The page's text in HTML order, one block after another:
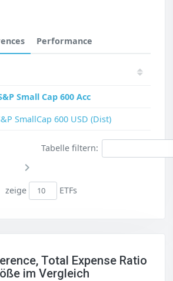
Performance
Small Cap 600 Acc
SmallCap 600 USD (Dist)
Tabelle filtern:
zeige ETFs
Total Expense Ratio
im Vergleich